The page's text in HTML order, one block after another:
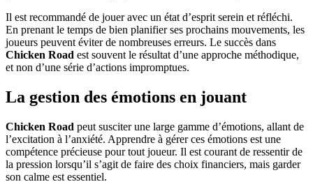
Il est recommandé de jouer avec un état d’esprit serein et réfléchi.
En prenant le temps de bien planifier ses prochains mouvements, les
joueurs peuvent éviter de nombreuses erreurs. Le succès dans
Chicken Road est souvent le résultat d’une approche méthodique,
et non d’une série d’actions impromptues.
La gestion des émotions en jouant
Chicken Road peut susciter une large gamme d’émotions, allant de
l’excitation à l’anxiété. Apprendre à gérer ces émotions est une
compétence précieuse pour tout joueur. Il est courant de ressentir de
la pression lorsqu’il s’agit de faire des choix financiers, mais garder
son calme est essentiel.